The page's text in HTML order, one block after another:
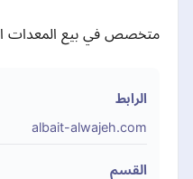
متخصص في بيع المعدات
الرابط
albait-alwajeh.com
القسم